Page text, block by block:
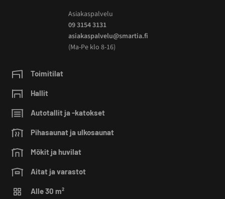
Asiakaspalvelu
09 3154 3131
asiakaspalvelu@smartia.fi
(Ma-Pe klo 8-16)
Toimitilat
Hallit
Autotallit ja -katokset
Pihasaunat ja ulkosaunat
Mökit ja huvilat
Aitat ja varastot
Alle 30 m²